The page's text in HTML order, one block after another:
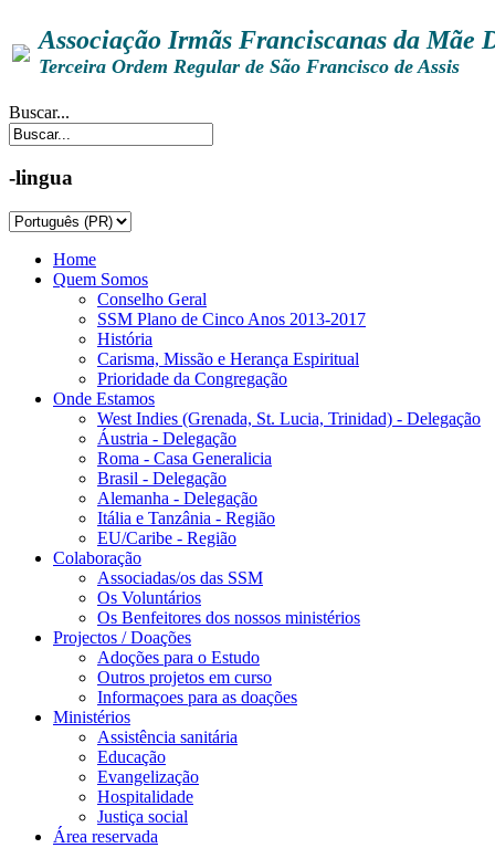
Associação Irmãs Franciscanas da Mãe
Terceira Ordem Regular de São Francisco de Assis
Buscar...
-lingua
Home
Quem Somos
Conselho Geral
SSM Plano de Cinco Anos 2013-2017
História
Carisma, Missão e Herança Espiritual
Prioridade da Congregação
Onde Estamos
West Indies (Grenada, St. Lucia, Trinidad) - Delegação
Áustria - Delegação
Roma - Casa Generalicia
Brasil - Delegação
Alemanha - Delegação
Itália e Tanzânia - Região
EU/Caribe - Região
Colaboração
Associadas/os das SSM
Os Voluntários
Os Benfeitores dos nossos ministérios
Projectos / Doações
Adoções para o Estudo
Outros projetos em curso
Informaçoes para as doações
Ministérios
Assistência sanitária
Educação
Evangelização
Hospitalidade
Justiça social
Área reservada